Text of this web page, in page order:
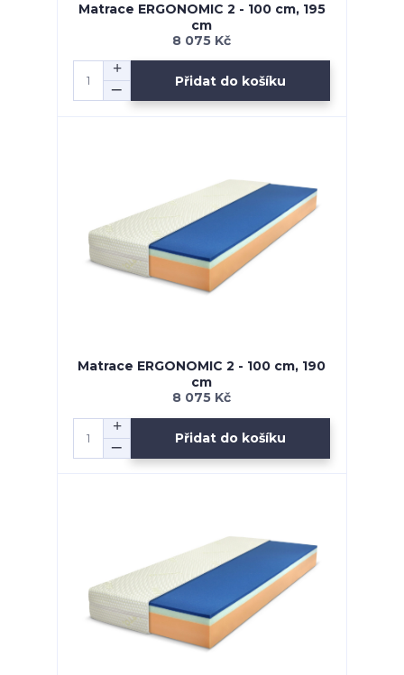
Matrace ERGONOMIC 2 - 100 cm, 195
cm
8 075 Kč
Přidat do košíku
Matrace ERGONOMIC 2 - 100 cm, 190
cm
8 075 Kč
Přidat do košíku